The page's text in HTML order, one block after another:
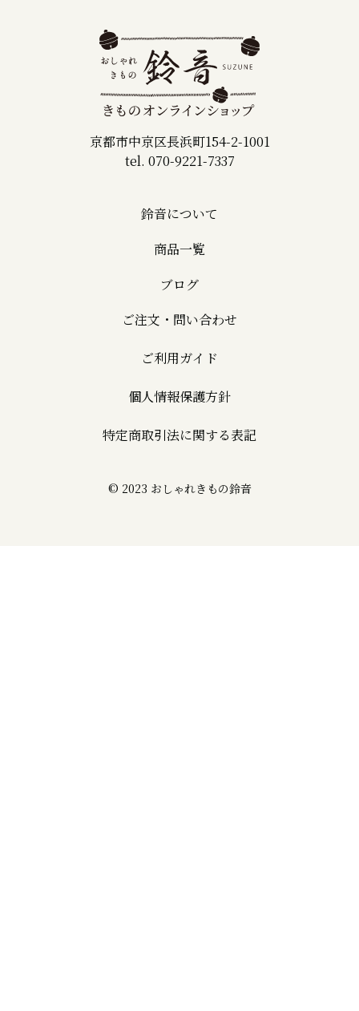
京都市中京区長浜町154-2-1001
tel. 070-9221-7337
鈴音について
商品一覧
ブログ
ご注文・問い合わせ
ご利用ガイド
個人情報保護方針
特定商取引法に関する表記
© 2023 おしゃれきもの鈴音